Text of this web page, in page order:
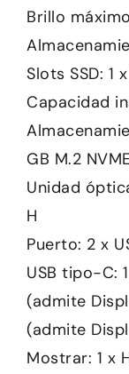
Brillo
Slots SSD: 1
Capacidad
GB M.2
Unidad
H
Puerto: 2 x
USB tipo-C:
(admite
(admite
Mostrar: 1 x